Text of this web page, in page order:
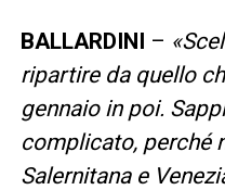
BALLARDINI –
ripartire da quello
gennaio in poi.
complicato, perché
Salernitana e